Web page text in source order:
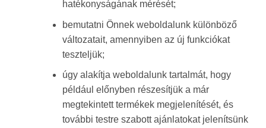
hatékonyságának mérését;
bemutatni Önnek weboldalunk különböző
változatait, amennyiben az új funkciókat
teszteljük;
úgy alakítja weboldalunk tartalmát, hogy
például előnyben részesítjük a már
megtekintett termékek megjelenítését, és
további testre szabott ajánlatokat jelenítsünk